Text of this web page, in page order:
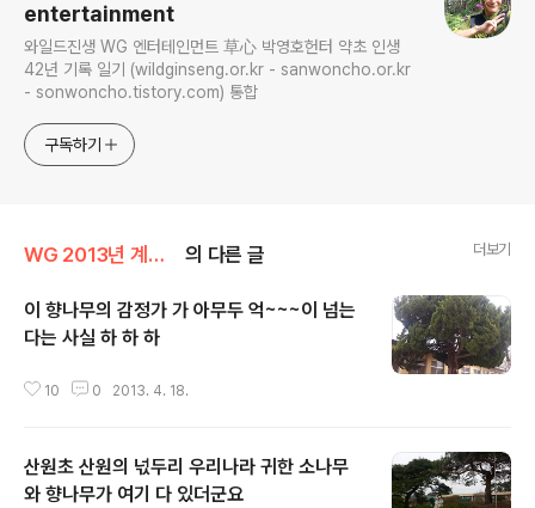
entertainment
와일드진생 WG 엔터테인먼트 草心 박영호헌터 약초 인생
42년 기록 일기 (wildginseng.or.kr - sanwoncho.or.kr
- sonwoncho.tistory.com) 통합
구독하기
WG 2013년 계사년 기록 의 다른 글 더보기
이 향나무의 감정가 가 아무두 억~~~이 넘는
다는 사실 하 하 하
10 0 2013. 4. 18.
산원초 산원의 넋두리 우리나라 귀한 소나무
와 향나무가 여기 다 있더군요